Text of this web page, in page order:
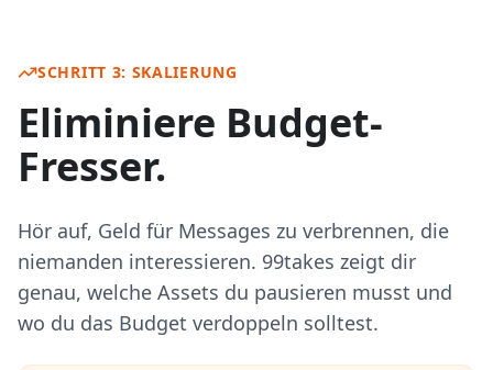
SCHRITT 3: SKALIERUNG
Eliminiere Budget-
Fresser.
Hör auf, Geld für Messages zu verbrennen, die
niemanden interessieren. 99takes zeigt dir
genau, welche Assets du pausieren musst und
wo du das Budget verdoppeln solltest.